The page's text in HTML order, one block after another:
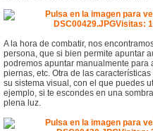
A la hora de combatir, nos
persona, que si bien permite apuntar
podremos apuntar manualmente para
piernas, etc. Otra de las
su sistema visual, con el que puedes
ejemplo, si te escondes en una
plena luz.